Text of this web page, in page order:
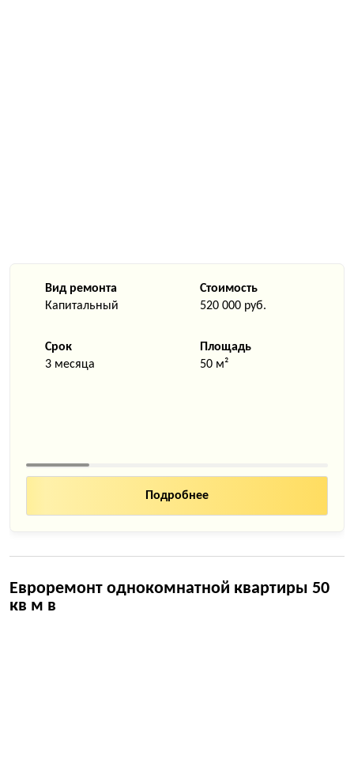
Вид ремонта
Капитальный
Стоимость
520 000 руб.
Срок
3 месяца
Площадь
50 м²
Евроремонт однокомнатной квартиры 50
кв м в